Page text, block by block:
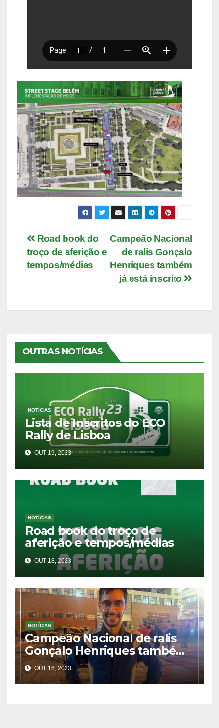
Navegação
de
Campeão Nacional
de ralis Gonçalo
Henriques também
já está inscrito
Road book do
troço de aferição e
tempos/médias
OUTRAS NOTÍCIAS
NOTÍCIAS
Lista de Inscritos do ECO
Rally de Lisboa
OUT 19, 2023
NOTÍCIAS
Road book do troço de
aferição e tempos/médias
OUT 18, 2023
NOTÍCIAS
Campeão Nacional de ralis
Gonçalo Henriques também
já está inscrito
OUT 16, 2023